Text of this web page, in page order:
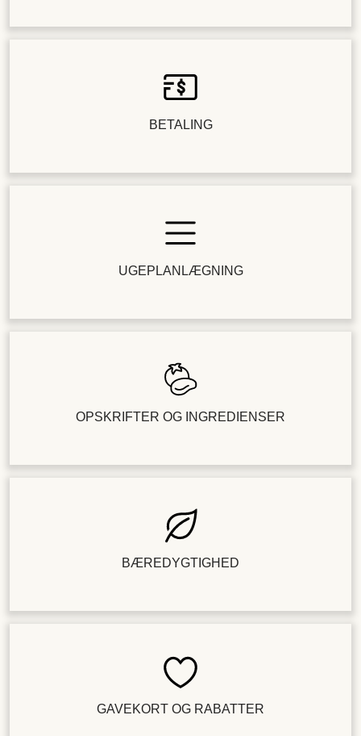
BETALING
UGEPLANLÆGNING
OPSKRIFTER OG INGREDIENSER
BÆREDYGTIGHED
GAVEKORT OG RABATTER